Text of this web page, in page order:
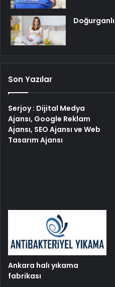
Son Yazılar
Serjoy : Dijital Medya
Ajansı, Google Reklam
Ajansı, SEO Ajansı ve Web
Tasarım Ajansı
Ankara halı yıkama
fabrikası